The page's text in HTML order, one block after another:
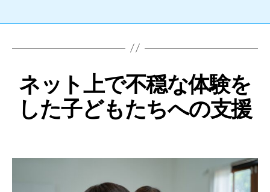
ネット上で不穏な体験を
した子どもたちへの支援